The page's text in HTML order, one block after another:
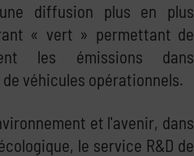
diffusion plus en plus
« vert » permettant de
les émissions dans
véhicules opérationnels.
et l'avenir, dans
le service R&D de